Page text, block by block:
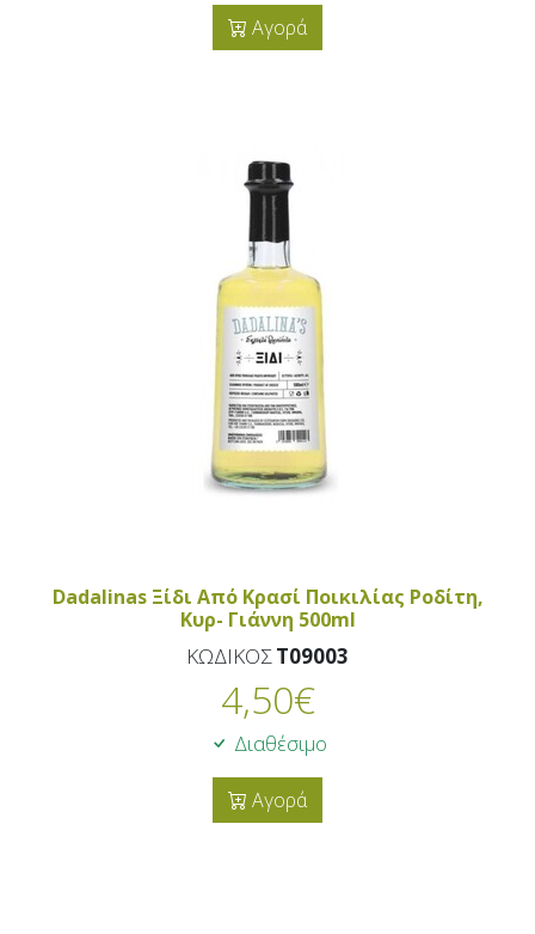
Αγορά
Dadalinas Ξίδι Από Κρασί Ποικιλίας Ροδίτη,
Κυρ- Γιάννη 500ml
ΚΩΔΙΚΟΣT09003
4,50€
Διαθέσιμο
Αγορά